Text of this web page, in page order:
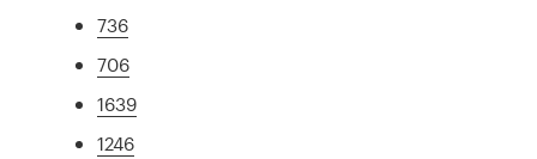
736
706
1639
1246